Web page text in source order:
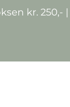
kr. 250,-